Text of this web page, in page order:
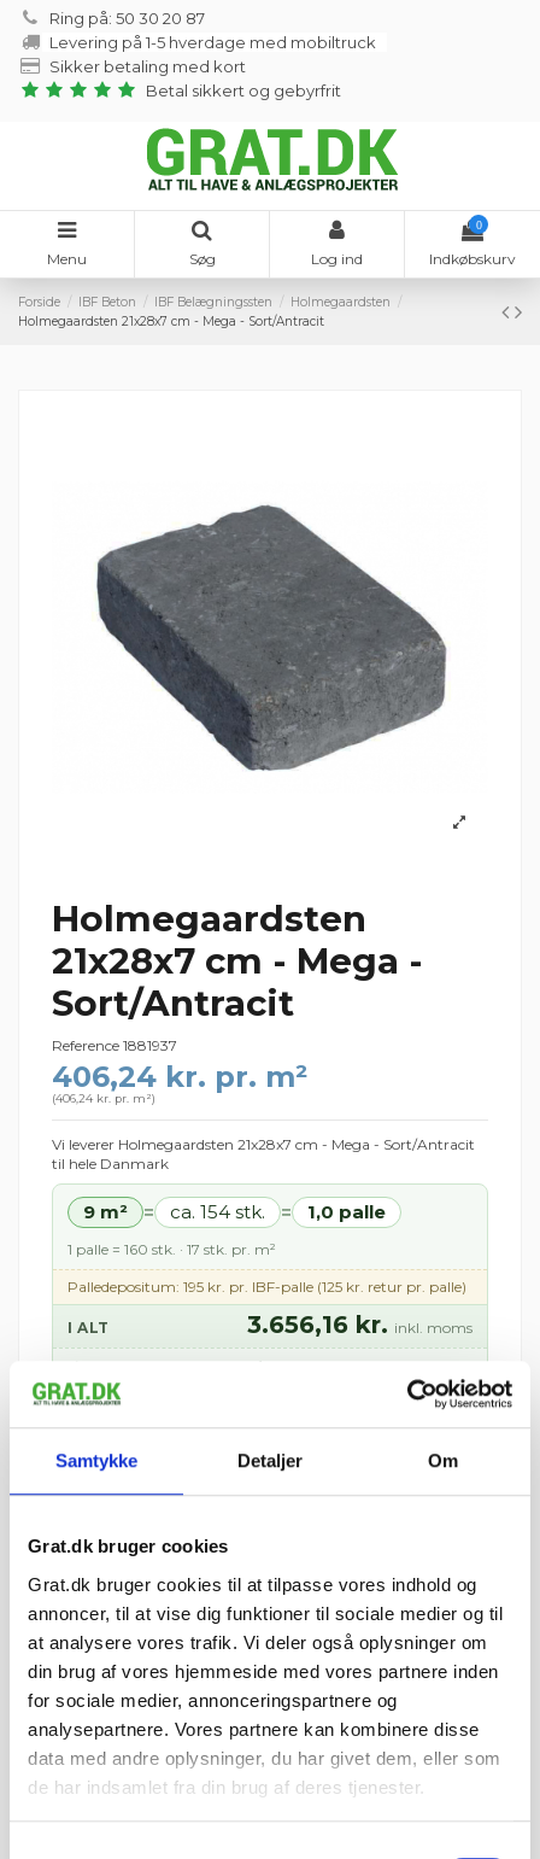
Samtykke Detaljer Om
Grat.dk bruger cookies
Grat.dk bruger cookies til at tilpasse vores indhold og
annoncer, til at vise dig funktioner til sociale medier og til
at analysere vores trafik. Vi deler også oplysninger om
din brug af vores hjemmeside med vores partnere inden
for sociale medier, annonceringspartnere og
analysepartnere. Vores partnere kan kombinere disse
data med andre oplysninger, du har givet dem, eller som
de har indsamlet fra din brug af deres tjenester.
Ring på: 50 30 20 87
Levering på 1-5 hverdage med mobiltruck
Sikker betaling med kort
Betal sikkert og gebyrfrit
Menu Søg Log ind
0
Indkøbskurv
Forside IBF Beton IBF Belægningssten
Holmegaardsten
Holmegaardsten 21x28x7 cm - Mega - Sort/Antracit
Holmegaardsten
21x28x7 cm - Mega -
Sort/Antracit
Reference 1881937
406,24 kr. pr. m²
(406,24 kr. pr. m²)
Vi leverer Holmegaardsten 21x28x7 cm - Mega - Sort/Antracit
til hele Danmark
9 m² = ca. 154 stk. = 1,0 palle
1 palle = 160 stk. · 17 stk. pr. m²
Palledepositum: 195 kr. pr. IBF-palle (125 kr. retur pr. palle)
I ALT 3.656,16 kr. inkl. moms
tir 11. august – tor 13.
august
Leveres til kantsten · Tilkøb aflæsning med
🚚 Se fragtpris til dit område:
=
pris 3.680,00 kr.
Læg i kurv